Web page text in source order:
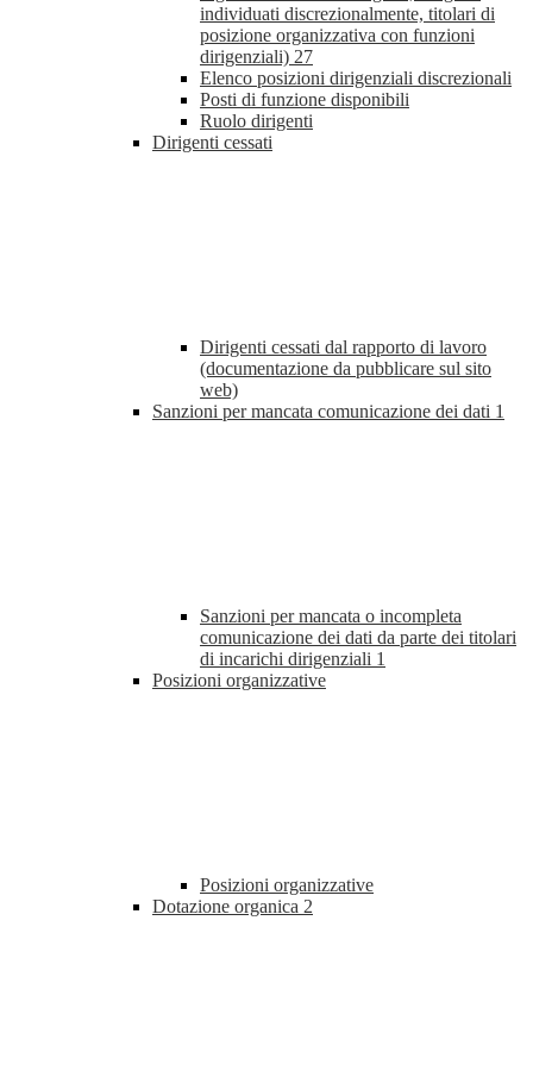
individuati discrezionalmente, titolari di
posizione organizzativa con funzioni
dirigenziali) 27
Elenco posizioni dirigenziali discrezionali
Posti di funzione disponibili
Ruolo dirigenti
Dirigenti cessati
Dirigenti cessati dal rapporto di lavoro
(documentazione da pubblicare sul sito
web)
Sanzioni per mancata comunicazione dei dati 1
Sanzioni per mancata o incompleta
comunicazione dei dati da parte dei titolari
di incarichi dirigenziali 1
Posizioni organizzative
Posizioni organizzative
Dotazione organica 2